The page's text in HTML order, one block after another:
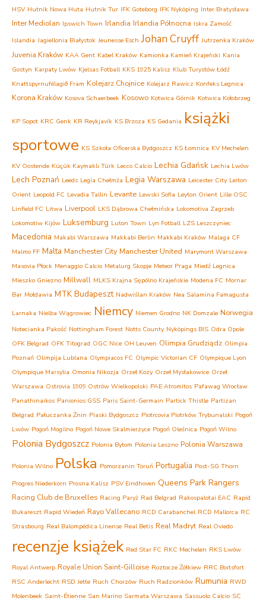
HSV Hutnik Nowa Huta Hutnik Tur IFK Goteborg IFK Nyköping Inter Bratysława
Inter Mediolan Ipswich Town Irlandia Irlandia Północna Iskra Zamość
Islandia Jagiellonia Białystok Jeunesse Esch Johan Cruyff Jutrzenka Kraków
Juvenia Kraków KAA Gent Kabel Kraków Kamionka Kamień Krajeński Kania
Gostyn Karpaty Lwów Kjelsas Fotball KKS 1925 Kalisz Klub Turystów Łódź
Knattspyrnufélagið Fram Kolejarz Chojnice Kolejarz Rawicz Konfeks Legnica
Korona Kraków Kosova Schaerbeek Kosowo Kotwica Górnik Kotwica Kołobrzeg
KP Sopot KRC Genk KR Reykjavík KS Brzoza KS Gedania książki
sportowe KS Szkoła Oficerska Bydgoszcz KS Łomnica KV Mechelen
KV Oostende Küçük Kaymaklı Türk Lecco Calcio Lechia Gdańsk Lechia Lwów
Lech Poznań Leeds Legia Chełmża Legia Warszawa Leicester City Leiton
Orient Leopold FC Levadia Tallin Levante Lewski Sofia Leyton Orient Lille OSC
Linfield FC Litwa Liverpool LKS Dąbrowa Chełmińska Lokomotiva Zagrzeb
Lokomotiw Kijów Luksemburg Luton Town Lyn Fotball LZS Leszczyniec
Macedonia Makabi Warszawa Makkabi Berlin Makkabi Kraków Malaga CF
Malmo FF Malta Manchester City Manchester United Marymont Warszawa
Masovia Płock Menaggio Calcio Metalurg Skopje Meteor Praga Miedź Legnica
Mieszko Gniezno Millwall MLKS Krajna Sępólno Krajeńskie Modena FC Mornar
Bar Mołdawia MTK Budapeszt Nadwiślan Kraków Nea Salamina Famagusta
Larnaka Nielba Wągrowiec Niemcy Niemen Grodno NK Domzale Norwegia
Notecianka Pakość Nottingham Forest Notts County Nyköpings BIS Odra Opole
OFK Belgrad OFK Titograd OGC Nice OH Leuven Olimpia Grudziądz Olimpia
Poznań Olimpija Lublana Olympiacos FC Olympic Victorian CF Olympique Lyon
Olympique Marsylia Omonia Nikozja Orzeł Kozy Orzeł Mysłakowice Orzeł
Warszawa Ostrovia 1909 Ostrów Wielkopolski PAE Atromitos Pafawag Wrocław
Panathinaikos Panionios GSS Paris Saint-Germain Partick Thistle Partizan
Belgrad Pałuczanka Żnin Piaski Bydgoszcz Piotrcovia Piotrków Trybunalski Pogoń
Lwów Pogoń Mogilno Pogoń Nowe Skalmierzyce Pogoń Oleśnica Pogoń Wilno
Polonia Bydgoszcz Polonia Bytom Polonia Leszno Polonia Warszawa
Polonia Wilno Polska Pomorzanin Toruń Portugalia Post-SG Thorn
Progres Niederkorn Prosna Kalisz PSV Eindhoven Queens Park Rangers
Racing Club de Bruxelles Racing Paryż Rad Belgrad Rakospalotai EAC Rapid
Bukareszt Rapid Wiedeń Rayo Vallecano RCD Carabanchel RCD Mallorca RC
Strasbourg Real Balompédica Linense Real Betis Real Madryt Real Oviedo
recenzje książek Red Star FC RKC Mechelen RKS Lwów
Royal Antwerp Royale Union Saint-Gilloise Roztocze Żółkiew RRC Boitsfort
RSC Anderlecht RSD Jette Ruch Chorzów Ruch Radzionków Rumunia RWD
Molenbeek Saint-Étienne San Marino Sarmata Warszawa Sassuolo Calcio SC